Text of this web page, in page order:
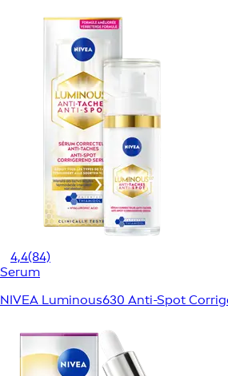
4,4(84)
Serum
NIVEA Luminous630 Anti-Spot